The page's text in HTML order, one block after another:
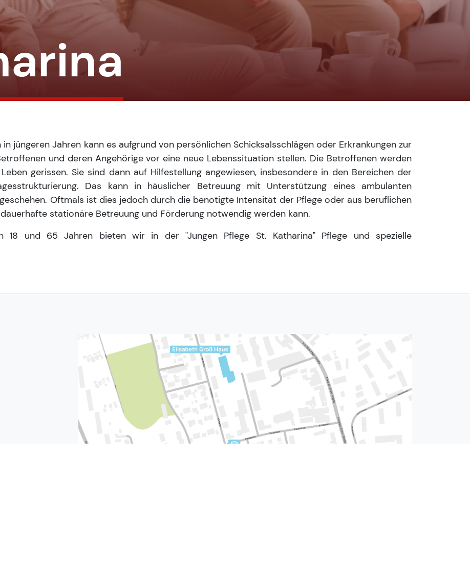
jüngeren Jahren kann es aufgrund von persönlichen Schicksalsschlägen oder Erkrankungen zur
und deren Angehörige vor eine neue Lebenssituation stellen. Die Betroffenen werden
gerissen. Sie sind dann auf Hilfestellung angewiesen, insbesondere in den Bereichen der
Das kann in häuslicher Betreuung mit Unterstützung eines ambulanten
Oftmals ist dies jedoch durch die benötigte Intensität der Pflege oder aus beruflichen
stationäre Betreuung und Förderung notwendig werden kann.
18 und 65 Jahren bieten wir in der "Jungen Pflege St. Katharina" Pflege und spezielle